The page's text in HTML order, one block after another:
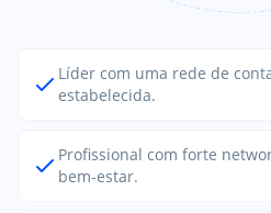
Líder com uma rede de
estabelecida.
Profissional com forte
bem-estar.